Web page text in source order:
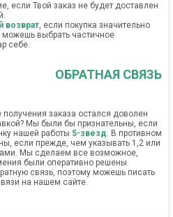
если Твой заказ не будет доставлен
возврат, если покупка значительно
можешь выбрать частичное
себе.
ОБРАТНАЯ СВЯЗЬ
получения заказа остался доволен
Мы были бы признательны, если
нашей работы 5-звезд. В противном
если прежде, чем указывать 1,2 или
Мы сделаем все возможное,
были оперативно решены.
связь, поэтому можешь писать
на нашем сайте.